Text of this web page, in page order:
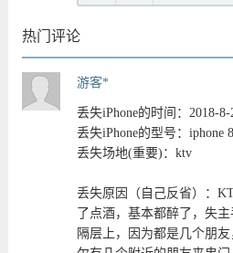
热门评论
游客*
丢失iPhone的时间：2018-8-
丢失iPhone的型号：iphone
丢失场地(重要)：ktv
丢失原因（自己反省）：
了点酒，基本都醉了，失
隔层上，因为都是几个朋